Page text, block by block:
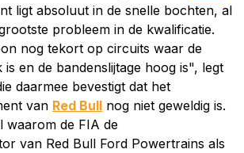
ligt absoluut in de snelle bochten, al
probleem in de kwalificatie.
nog tekort op circuits waar de
is en de bandenslijtage hoog is", legt
daarmee bevestigt dat het
van Red Bull nog niet geweldig is.
waarom de FIA de
van Red Bull Ford Powertrains als